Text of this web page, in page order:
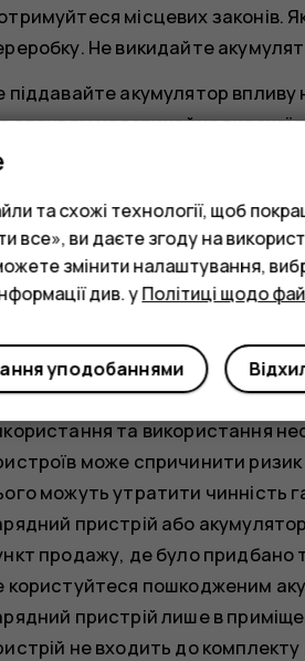
місцевих законів.
Не викидайте
піддавайте акумулятор
впливом надзвичайно високої
призвести до вибуху
розбирайте, не розрізайте,
іншим чином
не потрапила в очі або на
або зверніться до лікаря.
предмети, не
акумулятори можуть
акумулятор і
та використання
може спричинити
можуть утратити чинність
пристрій або
продажу, де було придбано
користуйтеся пошкодженим
пристрій лише в
не входить до
та схожі технології, щоб
все», ви даєте згоду на
змінити налаштування,
див. уПолітиці щодо
уподобаннями